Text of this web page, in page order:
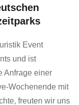
Event
und ist
Anfrage einer
Wochenende mit
freuten wir uns